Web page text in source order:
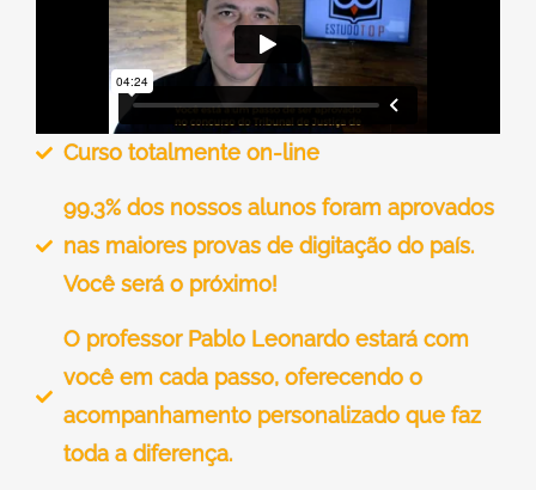
Curso totalmente on-line
99.3% dos nossos alunos foram aprovados
nas maiores provas de digitação do país.
Você será o próximo!
O professor Pablo Leonardo estará com
você em cada passo, oferecendo o
acompanhamento personalizado que faz
toda a diferença.